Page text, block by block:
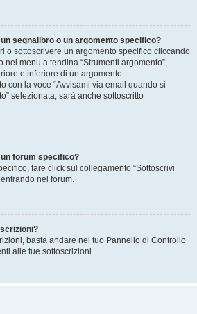
segnalibro o un argomento specifico?
o sottoscrivere un argomento specifico cliccando
menu a tendina “Strumenti argomento”,
e inferiore di un argomento.
con la voce “Avvisami via email quando si
selezionata, sarà anche sottoscritto
forum specifico?
fare click sul collegamento “Sottoscrivi
nel forum.
basta andare nel tuo Pannello di Controllo
alle tue sottoscrizioni.